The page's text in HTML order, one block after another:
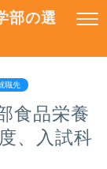
部の選
職先
食品栄養
、入試科